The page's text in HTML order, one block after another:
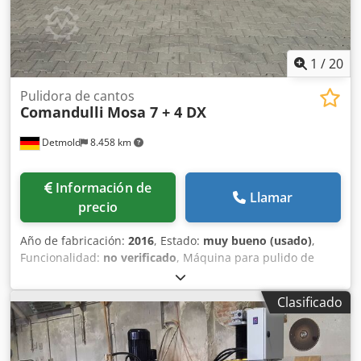
1 /20
Detmold 8.458 km
Pulidora de cantos
Comandulli Mosa 7 + 4 DX
Información de
precio
Llamar
Año de fabricación: 2016, Estado: muy bueno (usado),
Funcionalidad: no verificado, Máquina para pulido de
cantos Comandulli Musa 7+4 DX Sentido de trabajo: de
derecha a izquierda Cjdpfxezipzgj Aprjrf - Velocidad de
avance/alimentación (banda transportadora): 0-3 m/min -
Ancho de la banda: 600 mm - Espesor de trabajo: 10-80
mm - Ancho mínimo de trabajo: 80 mm - Ancho máximo de
Clasificado